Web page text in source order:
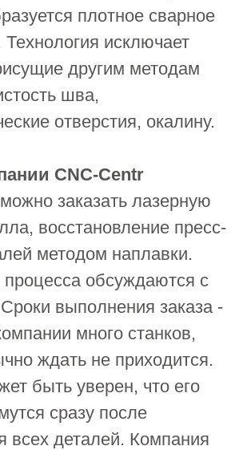
плотное сварное
исключает
другим методам
шва,
отверстия, окалину.
CNC-Centr
заказать лазерную
восстановление пресс-
методом наплавки.
обсуждаются с
выполнения заказа -
много станков,
ждать не приходится.
быть уверен, что его
сразу после
всех деталей. Компания